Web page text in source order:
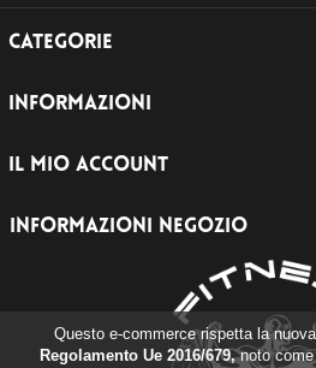
CATEGORIE
INFORMAZIONI
IL MIO ACCOUNT
INFORMAZIONI NEGOZIO
Questo e-commerce rispetta la
Regolamento Ue 2016/679,noto